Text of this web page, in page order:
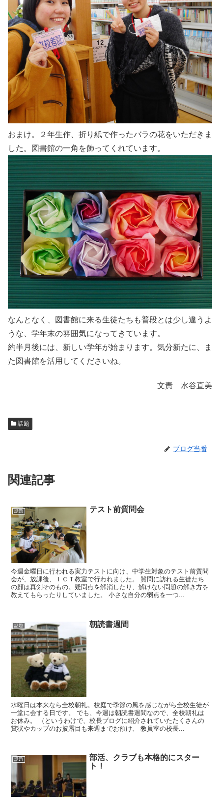
おまけ。２年生作、折り紙で作ったバラの花をいただきま
した。図書館の一角を飾ってくれています。
なんとなく、図書館に来る生徒たちも普段とは少し違うよ
うな、学年末の雰囲気になってきています。
約半月後には、新しい学年が始まります。気分新たに、ま
た図書館を活用してくださいね。
文責 水谷直美
話題
ブログ当番
関連記事
話題 テスト前質問会
今週金曜日に行われる実力テストに向け、中学生対象のテスト前質問
会が、放課後、ＩＣＴ教室で行われました。 質問に訪れる生徒たち
の顔は真剣そのもの。疑問点を解消したり、解けない問題の解き方を
教えてもらったりしていました。 小さな自分の弱点を一つ...
話題 朝読書週間
水曜日は本来なら全校朝礼。校庭で季節の風を感じながら全校生徒が
一堂に会する日です。 でも、今週は朝読書週間なので、全校朝礼は
お休み。 （というわけで、校長ブログに紹介されていたたくさんの
賞状やカップのお披露目も来週までお預け、 教員室の校長...
話題
部活、クラブも本格的にスター
ト！